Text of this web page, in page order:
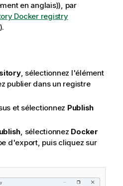
en anglais)), par
Docker registry
.
, sélectionnez l'élément
publier dans un registre
et sélectionnez Publish
, sélectionnez Docker
d'export, puis cliquez sur